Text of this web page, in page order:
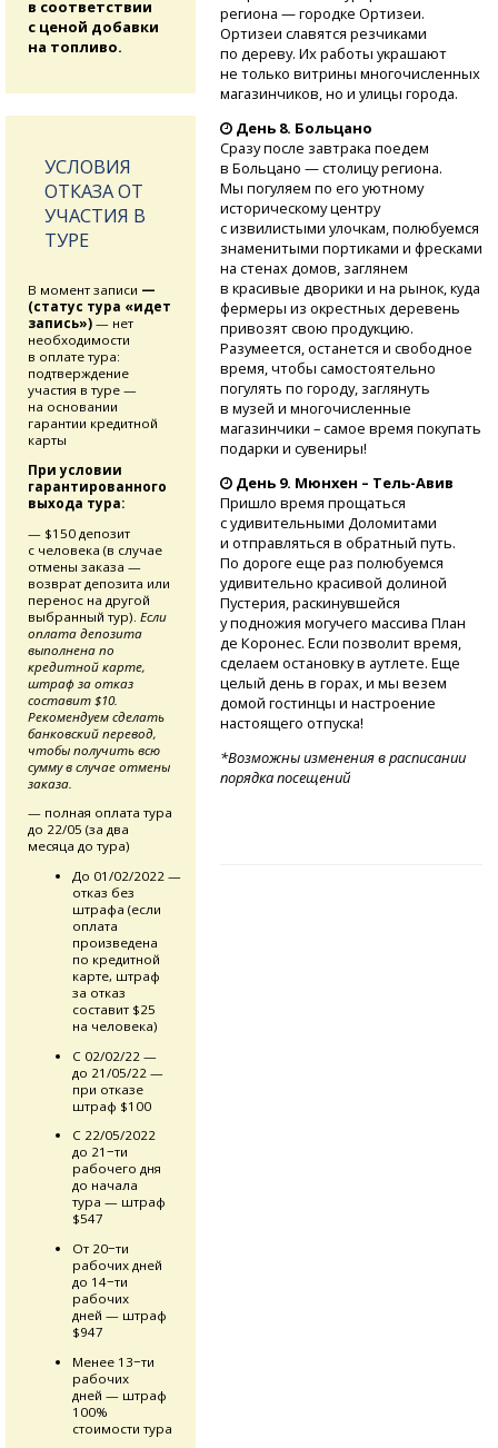
региона — городке Ортизеи.
Ортизеи славятся резчиками
по дереву. Их работы украшают
не только витрины многочисленных
магазинчиков, но и улицы города.
День 8. Больцано
Сразу после завтрака поедем
в Больцано — столицу региона.
Мы погуляем по его уютному
историческому центру
с извилистыми улочкам, полюбуемся
знаменитыми портиками и фресками
на стенах домов, заглянем
в красивые дворики и на рынок, куда
фермеры из окрестных деревень
привозят свою продукцию.
Разумеется, останется и свободное
время, чтобы самостоятельно
погулять по городу, заглянуть
в музей и многочисленные
магазинчики – самое время покупать
подарки и сувениры!
День 9. Мюнхен – Тель-Авив
Пришло время прощаться
с удивительными Доломитами
и отправляться в обратный путь.
По дороге еще раз полюбуемся
удивительно красивой долиной
Пустерия, раскинувшейся
у подножия могучего массива План
де Коронес. Если позволит время,
сделаем остановку в аутлете. Еще
целый день в горах, и мы везем
домой гостинцы и настроение
настоящего отпуска!
*Возможны изменения в расписании
порядка посещений
в соответствии
с ценой добавки
на топливо.
УСЛОВИЯ
ОТКАЗА ОТ
УЧАСТИЯ В
ТУРЕ
В момент записи —
(статус тура «идет
запись») — нет
необходимости
в оплате тура:
подтверждение
участия в туре —
на основании
гарантии кредитной
карты
При условии
гарантированного
выхода тура:
— $150 депозит
с человека (в случае
отмены заказа —
возврат депозита или
перенос на другой
выбранный тур). Если
оплата депозита
выполнена по
кредитной карте,
штраф за отказ
составит $10.
Рекомендуем сделать
банковский перевод,
чтобы получить всю
сумму в случае отмены
заказа.
— полная оплата тура
до 22/05 (за два
месяца до тура)
До 01/02/2022 —
отказ без
штрафа (если
оплата
произведена
по кредитной
карте, штраф
за отказ
составит $25
на человека)
С 02/02/22 —
до 21/05/22 —
при отказе
штраф $100
С 22/05/2022
до 21−ти
рабочего дня
до начала
тура — штраф
$547
От 20−ти
рабочих дней
до 14−ти
рабочих
дней — штраф
$947
Менее 13−ти
рабочих
дней — штраф
100%
стоимости тура